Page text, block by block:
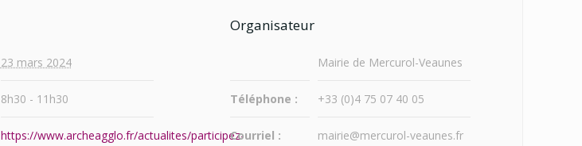
23 mars 2024
8h30 - 11h30
https://www.archeagglo.fr/actualites/participez-
Organisateur
Mairie de Mercurol-Veaunes
Téléphone : +33 (0)4 75 07 40 05
Courriel : mairie@mercurol-veaunes.fr